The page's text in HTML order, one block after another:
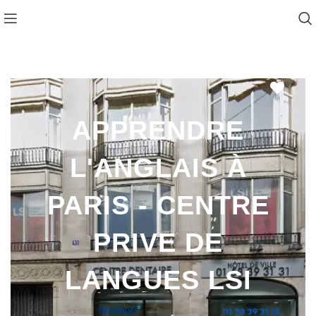
APPRENDRE
L'ANGLAIS À
PARIS - CENTRE
PRIVE DE
LANGUES LSI